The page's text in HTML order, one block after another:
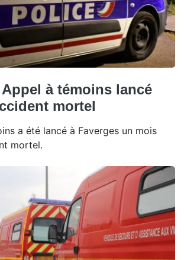
à témoins lancé
mortel
a été lancé à Faverges un mois
mortel.